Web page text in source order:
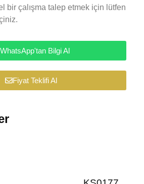
bir çalışma talep etmek için lütfen
WhatsApp'tan Bilgi Al
Fiyat Teklifi Al